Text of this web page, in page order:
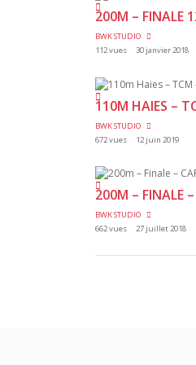
200M – FINALE
BWK STUDIO
112 vues
30 janvier 2018
110M HAIES –
BWK STUDIO
672 vues
12 juin 2019
200M – FINALE
BWK STUDIO
662 vues
27 juillet 2018